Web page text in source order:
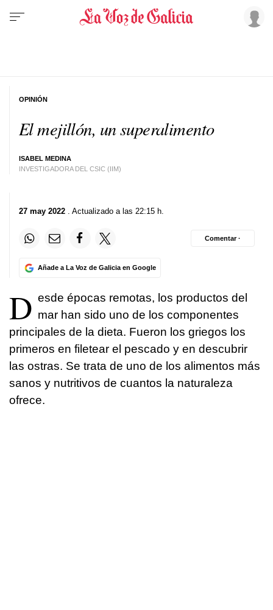
El mejillón, un superalimento
ISABEL MEDINA
INVESTIGADORA DEL CSIC (IIM)
OPINIÓN
27 may 2022 . Actualizado a las 22:15 h.
Añade a La Voz de Galicia en Google
Comentar ·
D esde épocas remotas, los productos del
mar han sido uno de los componentes
principales de la dieta. Fueron los griegos los
primeros en filetear el pescado y en descubrir
las ostras. Se trata de uno de los alimentos más
sanos y nutritivos de cuantos la naturaleza
ofrece.